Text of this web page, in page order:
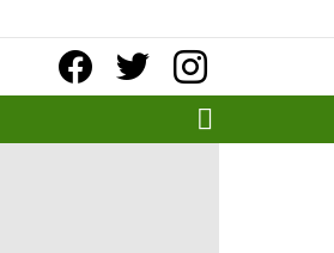
facebooktwitter instagram